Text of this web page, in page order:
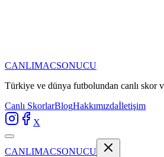
CANLIMACSONUCU
Türkiye ve dünya futbolundan canlı skor
Canlı SkorlarBlogHakkımızdaİletişim
X
CANLIMACSONUCU